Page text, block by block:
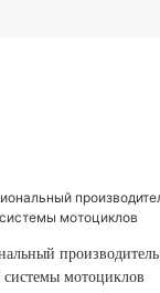
мотоциклов